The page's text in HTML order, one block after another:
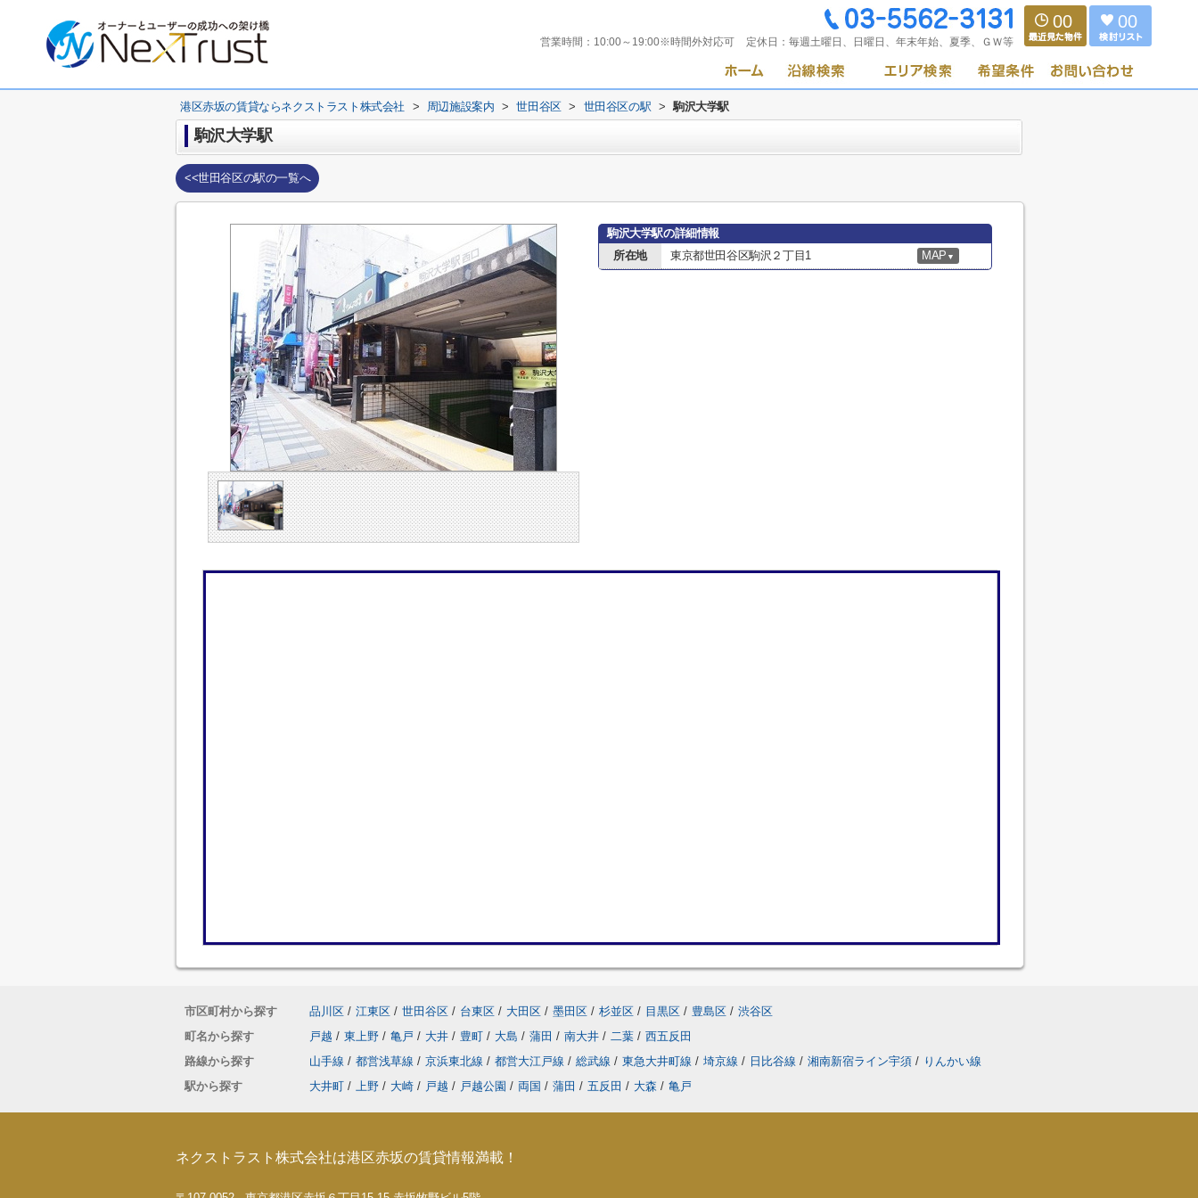
営業時間： 10:00～19:00※時間外対応可 定休日： 毎週土曜日、日曜日、年末年始、夏季、ＧＷ等
00 00
港区赤坂の賃貸ならネクストラスト株式会社 > 周辺施設案内 > 世田谷区 > 世田谷区の駅 > 駒沢大学駅
駒沢大学駅
<<世田谷区の駅の一覧へ
駒沢大学駅の詳細情報
所在地
東京都世田谷区駒沢２丁目1 MAP ▼
市区町村から探す 品川区 / 江東区 / 世田谷区 / 台東区 / 大田区 / 墨田区 / 杉並区 / 目黒区 / 豊島区 / 渋谷区
町名から探す
戸越 / 東上野 / 亀戸 / 大井 / 豊町 / 大島 / 蒲田 / 南大井 / 二葉 / 西五反田
路線から探す
山手線 / 都営浅草線 / 京浜東北線 / 都営大江戸線 / 総武線 / 東急大井町線 / 埼京線 / 日比谷線 / 湘南新宿ライン宇須 / りんかい線
駅から探す
大井町 / 上野 / 大崎 / 戸越 / 戸越公園 / 両国 / 蒲田 / 五反田 / 大森 / 亀戸
ネクストラスト株式会社は港区赤坂の賃貸情報満載！